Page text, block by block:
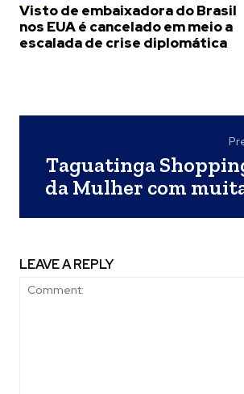
Visto de embaixadora do Brasil
nos EUA é cancelado em meio a
escalada de crise diplomática
Taguatinga
da Mulher com
LEAVE A REPLY